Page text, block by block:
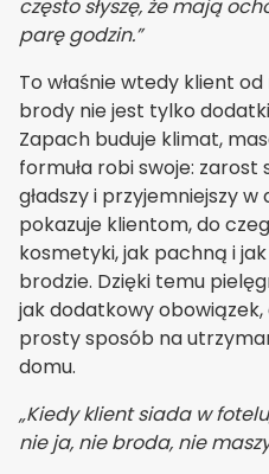
często słyszę, że mają
parę godzin.”
To właśnie wtedy klient
brody nie jest tylko
Zapach buduje klimat,
formuła robi swoje: zarost
gładszy i przyjemniejszy
pokazuje klientom, do
kosmetyki, jak pachną i
brodzie. Dzięki temu
jak dodatkowy
prosty sposób na
domu.
„Kiedy klient siada w
nie ja, nie broda, nie